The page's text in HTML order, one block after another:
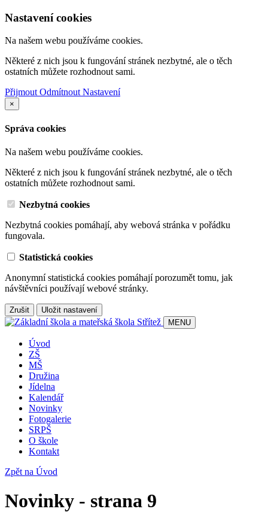
Nastavení cookies
Na našem webu používáme cookies.
Některé z nich jsou k fungování stránek nezbytné, ale o těch
ostatních můžete rozhodnout sami.
PřijmoutOdmítnoutNastavení
×
Správa cookies
Na našem webu používáme cookies.
Některé z nich jsou k fungování stránek nezbytné, ale o těch
ostatních můžete rozhodnout sami.
Nezbytná cookies
Nezbytná cookies pomáhají, aby webová stránka v pořádku
fungovala.
Statistická cookies
Anonymní statistická cookies pomáhají porozumět tomu, jak
návštěvníci používají webové stránky.
Zrušit
Uložit nastavení
MENU
Úvod
ZŠ
MŠ
Družina
Jídelna
Kalendář
Novinky
Fotogalerie
SRPŠ
O škole
Kontakt
Zpět na Úvod
Novinky - strana 9